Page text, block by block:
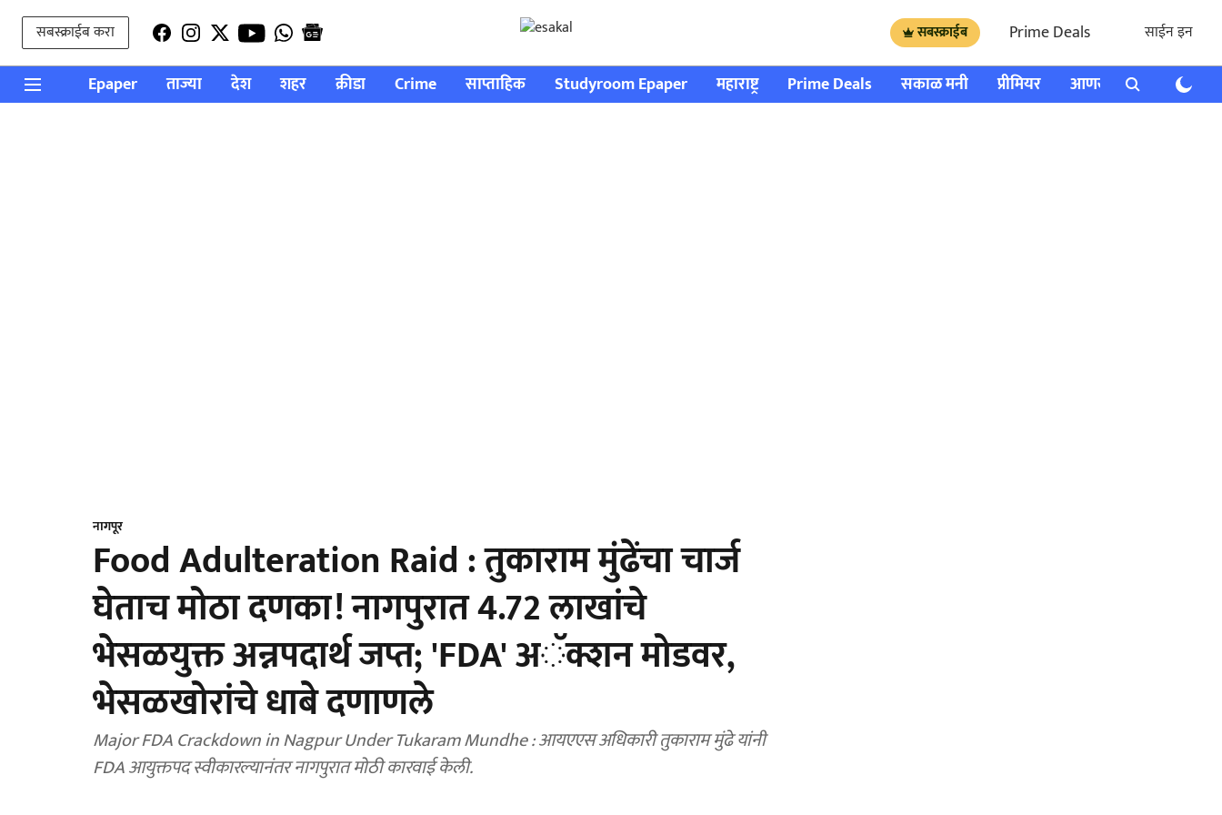
सबस्क्राईब करा सबस्क्राईब Prime Deals साईन इन
Epaper ताज्या देश शहर क्रीडा Crime साप्ताहिक Studyroom Epaper महाराष्ट्र Prime Deals सकाळ मनी प्रीमियर आणखी राशी भविष्य
नागपूर
Food Adulteration Raid : तुकाराम मुंढेंचा चार्ज
घेताच मोठा दणका! नागपुरात 4.72 लाखांचे
भेसळयुक्त अन्नपदार्थ जप्त; 'FDA' अॅक्शन मोडवर,
भेसळखोरांचे धाबे दणाणले
Major FDA Crackdown in Nagpur Under Tukaram Mundhe : आयएएस अधिकारी तुकाराम मुंढे यांनी
FDA आयुक्तपद स्वीकारल्यानंतर नागपुरात मोठी कारवाई केली.